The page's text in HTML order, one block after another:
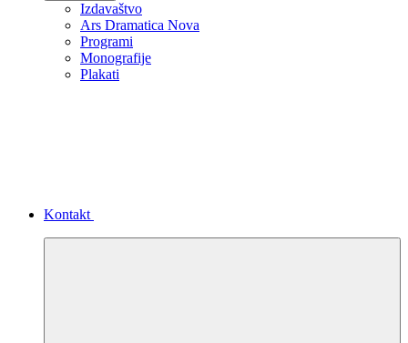
Izdavaštvo
Ars Dramatica Nova
Programi
Monografije
Plakati
Kontakt